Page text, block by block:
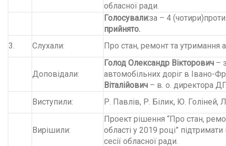
обласної ради.
Голосували:за – 4 (чотири)
прийнято.
3.
Слухали: Про стан, ремонт та утримання
Доповідали:
Голод Олександр Вікторович –
автомобільних доріг в Івано-
Віталійович – в. о. директора
Виступили:
Р. Павлів, Р. Білик, Ю. Голіней,
Вирішили:
Проект рішення “Про стан,
області у 2019 році”
сесії обласної ради.